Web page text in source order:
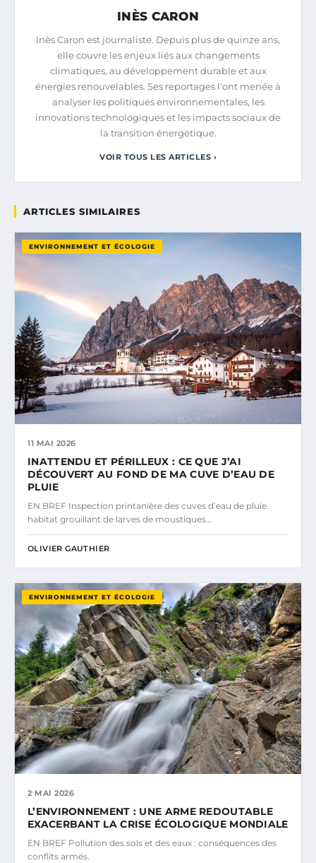
INÈS CARON
Inès Caron est journaliste. Depuis plus de quinze ans,
elle couvre les enjeux liés aux changements
climatiques, au développement durable et aux
énergies renouvelables. Ses reportages l'ont menée à
analyser les politiques environnementales, les
innovations technologiques et les impacts sociaux de
la transition énergétique.
VOIR TOUS LES ARTICLES ›
ARTICLES SIMILAIRES
ENVIRONNEMENT ET ÉCOLOGIE
11 MAI 2026
INATTENDU ET PÉRILLEUX : CE QUE J’AI
DÉCOUVERT AU FOND DE MA CUVE D’EAU DE
PLUIE
EN BREF Inspection printanière des cuves d’eau de pluie.
habitat grouillant de larves de moustiques…
OLIVIER GAUTHIER
ENVIRONNEMENT ET ÉCOLOGIE
2 MAI 2026
L’ENVIRONNEMENT : UNE ARME REDOUTABLE
EXACERBANT LA CRISE ÉCOLOGIQUE MONDIALE
EN BREF Pollution des sols et des eaux : conséquences des
conflits armés.